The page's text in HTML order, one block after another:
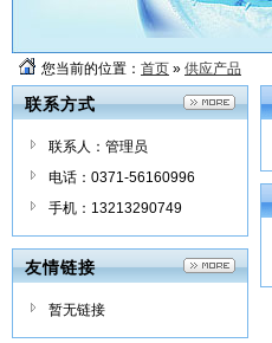
您当前的位置： 首页 » 供应产品
联系方式
联系人：管理员
电话：0371-56160996
手机：13213290749
友情链接
暂无链接